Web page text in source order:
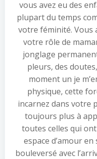
vous avez eu des
plupart du temps
votre féminité. Vous
votre rôle de
jonglage
pleurs, des
moment un je
physique, cette
incarnez dans votre
toujours plus à
toutes celles qui
espace d’amour
bouleversé avec